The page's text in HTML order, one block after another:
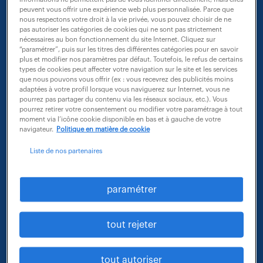
- métier et compétences : assistant
- contrat : cdi
peuvent vous offrir une expérience web plus personnalisée. Parce que
nous respectons votre droit à la vie privée, vous pouvez choisir de ne
pas autoriser les catégories de cookies qui ne sont pas strictement
nécessaires au bon fonctionnement du site Internet. Cliquez sur
“paramétrer”, puis sur les titres des différentes catégories pour en savoir
plus et modifier nos paramètres par défaut. Toutefois, le refus de certains
types de cookies peut affecter votre navigation sur le site et les services
que nous pouvons vous offrir (ex : vous recevrez des publicités moins
adaptées à votre profil lorsque vous naviguerez sur Internet, vous ne
pourrez pas partager du contenu via les réseaux sociaux, etc.). Vous
pourrez retirer votre consentement ou modifier votre paramétrage à tout
moment via l’icône cookie disponible en bas et à gauche de votre
navigateur.
Politique en matière de cookie
Liste de nos partenaires
paramétrer
tout rejeter
tout autoriser